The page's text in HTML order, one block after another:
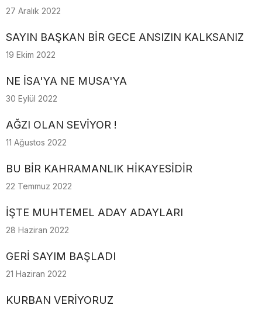
27 Aralık 2022
SAYIN BAŞKAN BİR GECE ANSIZIN KALKSANIZ
19 Ekim 2022
NE İSA'YA NE MUSA'YA
30 Eylül 2022
AĞZI OLAN SEVİYOR !
11 Ağustos 2022
BU BİR KAHRAMANLIK HİKAYESİDİR
22 Temmuz 2022
İŞTE MUHTEMEL ADAY ADAYLARI
28 Haziran 2022
GERİ SAYIM BAŞLADI
21 Haziran 2022
KURBAN VERİYORUZ